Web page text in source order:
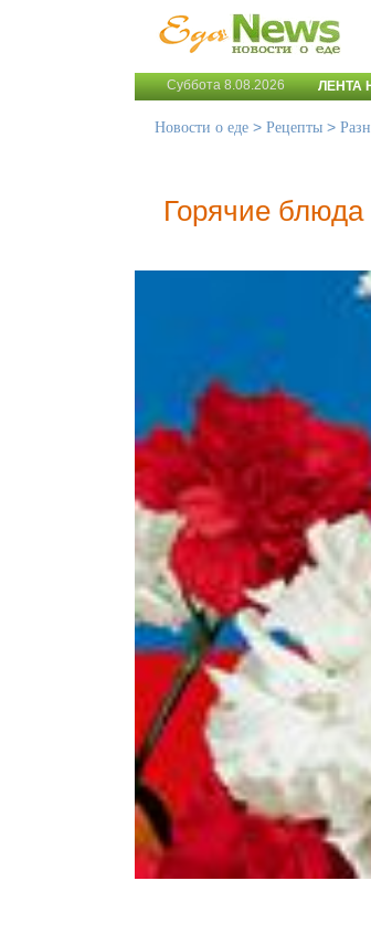
Суббота 8.08.2026 ЛЕНТА
Новости о еде > Рецепты >
Горячие